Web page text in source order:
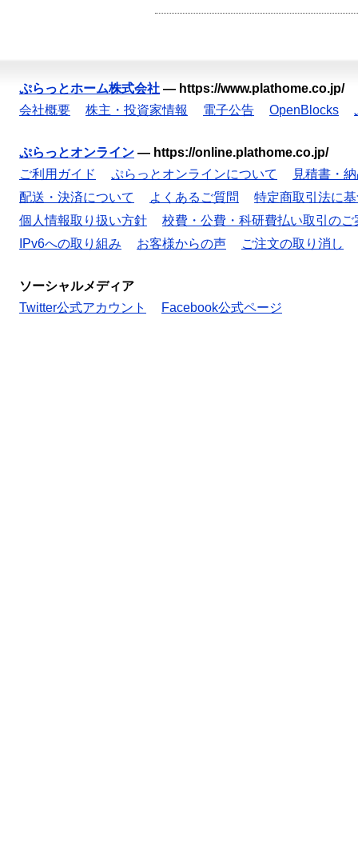
ぷらっとホーム株式会社 — https://www.plathome.co.jp/
会社概要
株主・投資家情報 電子公告 OpenBlocks
ぷらっとオンライン — https://online.plathome.co.jp/
ご利用ガイド
ぷらっとオンラインについて
見積書・
配送・決済について
よくあるご質問
特定商取引法に
個人情報取り扱い方針
校費・公費・科研費払い取引のご
IPv6への取り組み
お客様からの声 ご注文の取り消し
ソーシャルメディア
Twitter公式アカウント
Facebook公式ページ